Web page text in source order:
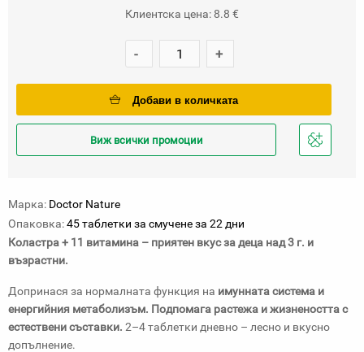
Клиентска цена: 8.8 €
- +
Добави в количката
Виж всички промоции
Добави
Марка: Doctor Nature
Опаковка:45 таблетки за смучене за 22 дни
Коластра + 11 витамина – приятен вкус за деца над 3 г. и
възрастни.
Допринася за нормалната функция на имунната система и
енергийния метаболизъм. Подпомага растежа и жизнеността с
естествени съставки. 2–4 таблетки дневно – лесно и вкусно
допълнение.